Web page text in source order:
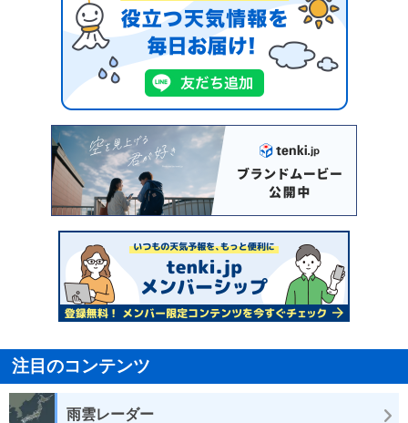
注目のコンテンツ
雨雲レーダー